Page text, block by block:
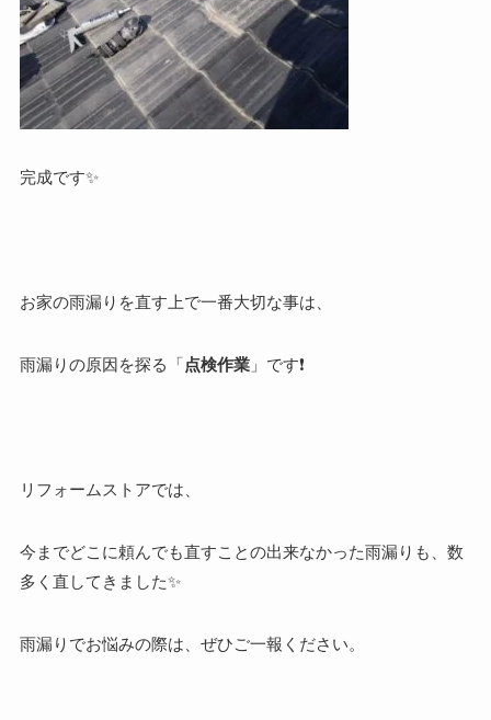
完成です✨
お家の雨漏りを直す上で一番大切な事は、
雨漏りの原因を探る「点検作業」です❗
リフォームストアでは、
今までどこに頼んでも直すことの出来なかった雨漏りも、数
多く直してきました✨
雨漏りでお悩みの際は、ぜひご一報ください。